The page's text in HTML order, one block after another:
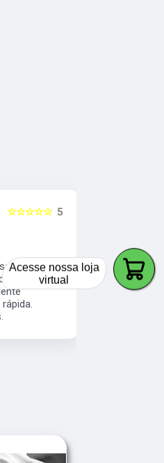
5
☆☆☆☆☆
Atitude
trabalho
Keith
Excelente
prático e
›
Acesse nossa loja
virtual